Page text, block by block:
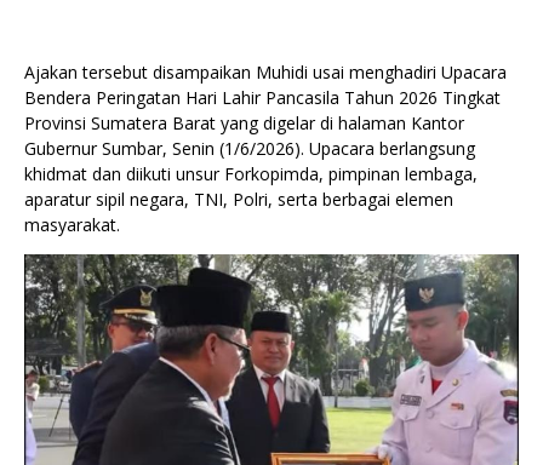
Ajakan tersebut disampaikan Muhidi usai menghadiri Upacara
Bendera Peringatan Hari Lahir Pancasila Tahun 2026 Tingkat
Provinsi Sumatera Barat yang digelar di halaman Kantor
Gubernur Sumbar, Senin (1/6/2026). Upacara berlangsung
khidmat dan diikuti unsur Forkopimda, pimpinan lembaga,
aparatur sipil negara, TNI, Polri, serta berbagai elemen
masyarakat.